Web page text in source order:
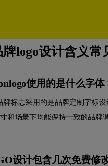
牌logo设计含义常
使用的是什么字体
牌标志采用的是品牌定制字标
和场景下均能保持一致的品牌调
设计包含几次免费修